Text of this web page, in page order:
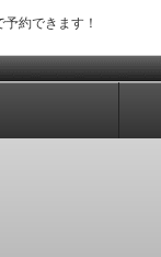
約できます！